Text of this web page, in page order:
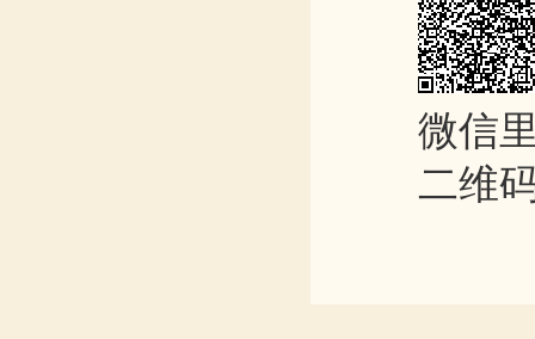
微信
二维